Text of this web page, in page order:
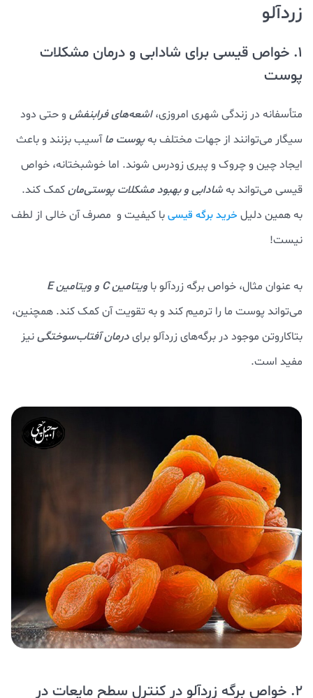
زردآلو
1. خواص قیسی برای شادابی و درمان مشکلات
پوست
متأسفانه در زندگی شهری امروزی،اشعه‌های فرابنفش و حتی دود
سیگار می‌توانند از جهات مختلف بهپوست ماآسیب بزنند و باعث
ایجاد چین و چروک و پیری زودرس شوند. اما خوشبختانه، خواص
قیسی می‌تواند بهشادابی و بهبود مشکلات پوستی‌مانکمک کند.
به همین دلیل خرید برگه قیسیبا کیفیت و مصرف آن خالی از لطف
نیست!
به‌ عنوان مثال، خواص برگه زردآلو با ویتامین C و ویتامین E
می‌تواند پوست ما را ترمیم کند و به تقویت آن کمک کند. همچنین،
بتاکاروتن موجود در برگه‌های زردآلو برایدرمان آفتاب‌سوختگینیز
مفید است.
2. خواص برگه زردآلو در کنترل سطح مایعات در